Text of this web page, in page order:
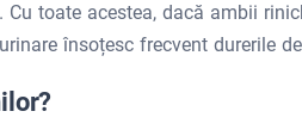
toate acestea, dacă ambii
însoțesc frecvent durerile